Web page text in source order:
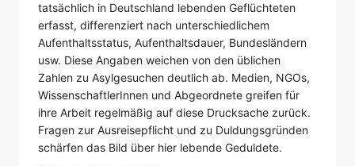
tatsächlich in Deutschland lebenden Geflüchteten
erfasst, differenziert nach unterschiedlichem
Aufenthaltsstatus, Aufenthaltsdauer, Bundesländern
usw. Diese Angaben weichen von den üblichen
Zahlen zu Asylgesuchen deutlich ab. Medien, NGOs,
WissenschaftlerInnen und Abgeordnete greifen für
ihre Arbeit regelmäßig auf diese Drucksache zurück.
Fragen zur Ausreisepflicht und zu Duldungsgründen
schärfen das Bild über hier lebende Geduldete.